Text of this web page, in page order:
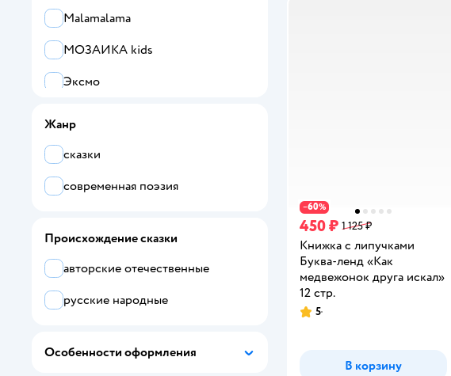
−60%
450 ₽ 1 125 ₽
Книжка с липучками
Буква-ленд «Как
медвежонок друга искал»
12 стр.
Рейтинг:
5
В корзину
Malamalama
МОЗАИКА kids
Эксмо
Все
Буква-ленд
ALBUS CORVUS
Жанр
сказки
современная поэзия
Происхождение сказки
авторские отечественные
русские народные
Особенности оформления